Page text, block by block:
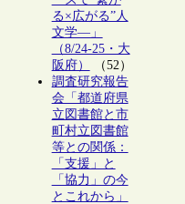
る×広がる”人
文学―」
（8/24-25・大
阪府）
（52）
調査研究報告
会「都道府県
立図書館と市
町村立図書館
等との関係：
「支援」と
「協力」の今
とこれから」